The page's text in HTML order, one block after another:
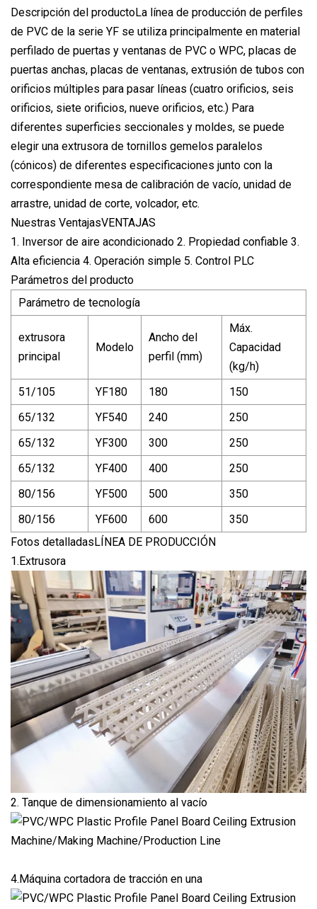
Descripción del productoLa línea de producción de perfiles
de PVC de la serie YF se utiliza principalmente en material
perfilado de puertas y ventanas de PVC o WPC, placas de
puertas anchas, placas de ventanas, extrusión de tubos con
orificios múltiples para pasar líneas (cuatro orificios, seis
orificios, siete orificios, nueve orificios, etc.) Para
diferentes superficies seccionales y moldes, se puede
elegir una extrusora de tornillos gemelos paralelos
(cónicos) de diferentes especificaciones junto con la
correspondiente mesa de calibración de vacío, unidad de
arrastre, unidad de corte, volcador, etc.
Nuestras VentajasVENTAJAS
1. Inversor de aire acondicionado 2. Propiedad confiable 3.
Alta eficiencia 4. Operación simple 5. Control PLC
Parámetros del producto
Parámetro de tecnología
extrusora
principal
Modelo
Ancho del
perfil (mm)
Máx.
Capacidad
(kg/h)
51/105
YF180 180
150
65/132
YF540 240
250
65/132
YF300 300
250
65/132
YF400 400
250
80/156
YF500 500
350
80/156
YF600 600
350
Fotos detalladasLÍNEA DE PRODUCCIÓN
1.Extrusora
2. Tanque de dimensionamiento al vacío
4.Máquina cortadora de tracción en una